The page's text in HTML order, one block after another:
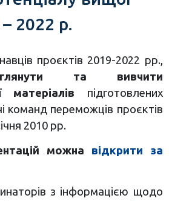
2022 р.
проєктів 2019-2022 рр.,
та вивчити
матеріалів підготовлених
команд переможців проєктів
2010 рр.
можна відкрити за
з інформацією щодо